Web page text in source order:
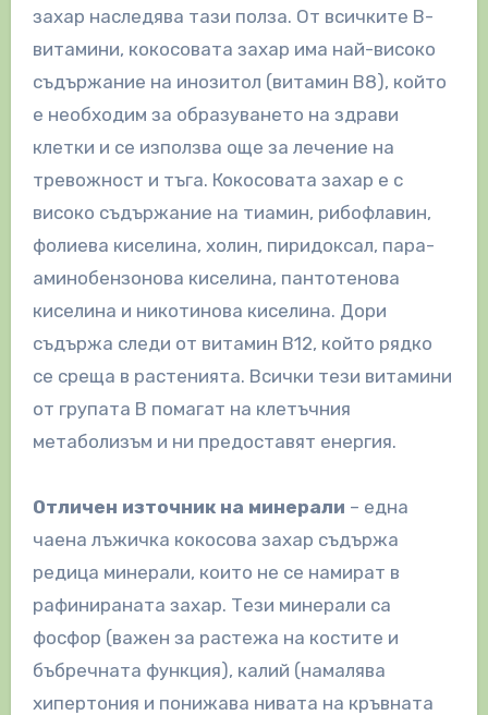
захар наследява тази полза. От всичките В-
витамини, кокосовата захар има най-високо
съдържание на инозитол (витамин В8), който
е необходим за образуването на здрави
клетки и се използва още за лечение на
тревожност и тъга. Кокосовата захар е с
високо съдържание на тиамин, рибофлавин,
фолиева киселина, холин, пиридоксал, пара-
аминобензонова киселина, пантотенова
киселина и никотинова киселина. Дори
съдържа следи от витамин В12, който рядко
се среща в растенията. Всички тези витамини
от групата B помагат на клетъчния
метаболизъм и ни предоставят енергия.
Отличен източник на минерали – една
чаена лъжичка кокосова захар съдържа
редица минерали, които не се намират в
рафинираната захар. Тези минерали са
фосфор (важен за растежа на костите и
бъбречната функция), калий (намалява
хипертония и понижава нивата на кръвната